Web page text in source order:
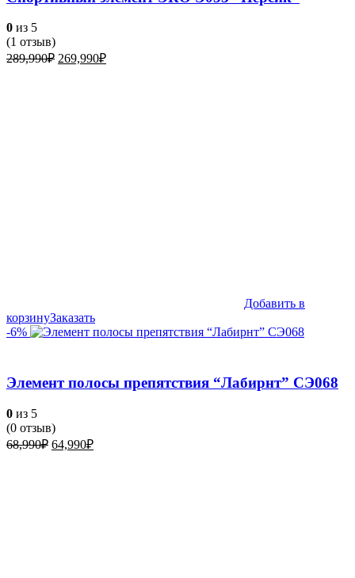
0 из 5
(1 отзыв)
289,990₽ Первоначальная
269,990₽Текущая
Добавить в
корзинуЗаказать
-6%
Элемент полосы препятствия “Лабирнт” СЭ068
0 из 5
(0 отзыв)
68,990₽ Первоначальная
64,990₽Текущая